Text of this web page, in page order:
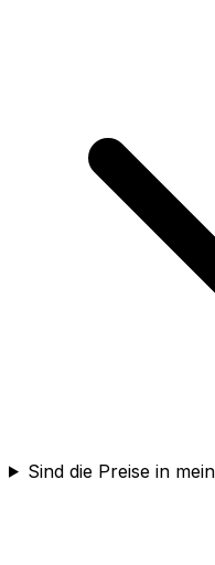
Sind die Preise in